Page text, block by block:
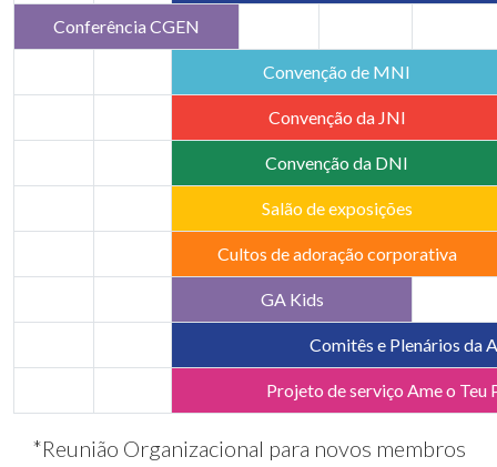
Conferência CGEN
Convenção de MNI
Convenção da JNI
Convenção da DNI
Salão de exposições
Cultos de adoração corporativa
GA Kids
Comitês e Plenários da
Projeto de serviço Ame o Teu
*Reunião Organizacional para novos membros